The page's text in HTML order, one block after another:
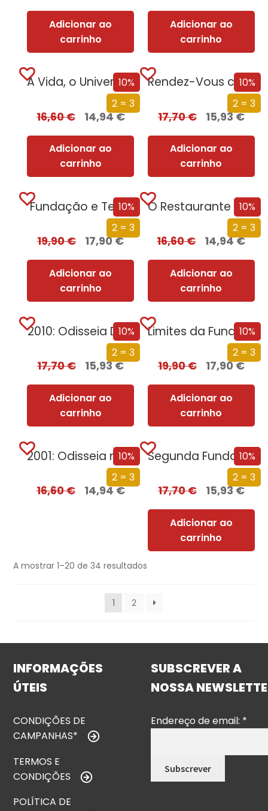
Adicionar ao
carrinho
Adicionar ao
carrinho
10%
2 = 3
A Vida, o Universo e Tudo o Resto
16,60€ 14,94€
Adicionar ao
carrinho
10%
2 = 3
Rendez-Vous com Rama
17,70€ 15,93€
Adicionar ao
carrinho
10%
2 = 3
Fundação e Terra
19,90€ 17,90€
Adicionar ao
carrinho
10%
2 = 3
O Restaurante no Fim do Universo
16,60€ 14,94€
Adicionar ao
carrinho
10%
2 = 3
2010: Odisseia Dois
17,70€ 15,93€
Adicionar ao
carrinho
10%
2 = 3
Limites da Fundação
19,90€ 17,90€
Adicionar ao
carrinho
10%
2 = 3
2001: Odisseia no Espaço
16,60€ 14,94€
10%
2 = 3
Segunda Fundação
17,70€ 15,93€
Adicionar ao
carrinho
A mostrar 1–20 de 34 resultados
1 2
INFORMAÇÕES
ÚTEIS
CONDIÇÕES DE
CAMPANHAS*
TERMOS E
CONDIÇÕES
POLÍTICA DE
SUBSCREVER A
NOSSA
Endereço de email: *